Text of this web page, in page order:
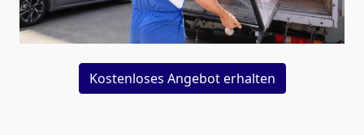
Kostenloses Angebot erhalten